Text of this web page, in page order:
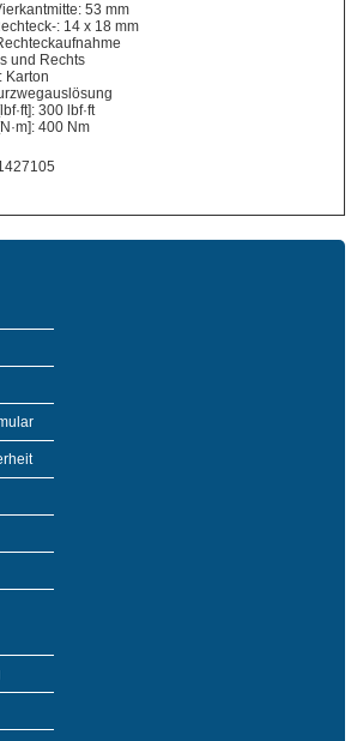
53 mm
: 14 x 18 mm
und Rechts
Karton
300 lbf·ft
400 Nm